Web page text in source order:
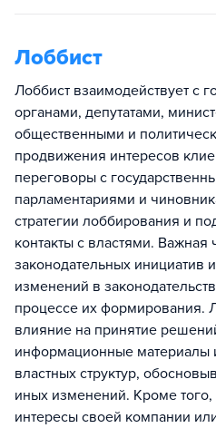
Лоббист
Лоббист взаимодействует с
органами, депутатами,
общественными и
продвижения интересов
переговоры с
парламентариями и
стратегии лоббирования и
контакты с властями. Важная
законодательных инициатив
изменений в
процессе их формирования.
влияние на принятие
информационные материалы
властных структур,
иных изменений. Кроме того,
интересы своей компании